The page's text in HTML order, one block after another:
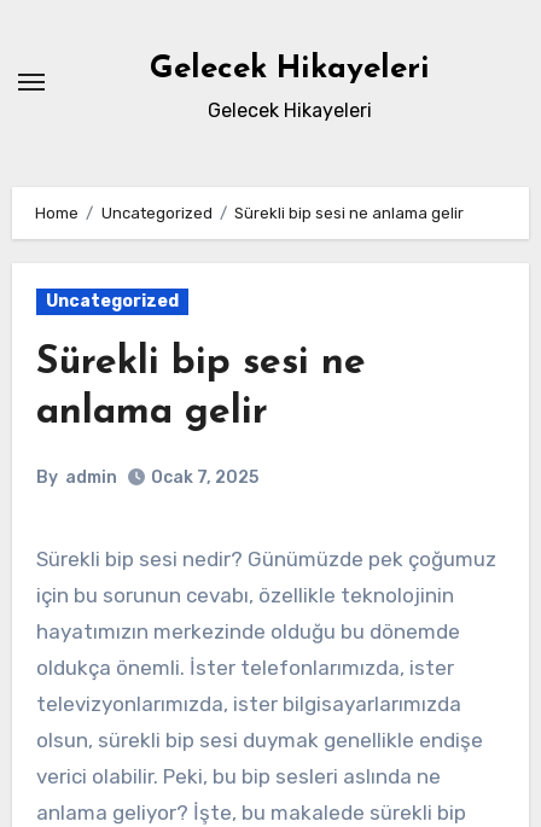
content
Gelecek Hikayeleri
Gelecek Hikayeleri
Home Uncategorized Sürekli bip sesi ne anlama gelir
Uncategorized
Sürekli bip sesi ne
anlama gelir
By admin Ocak 7, 2025
Sürekli bip sesi nedir? Günümüzde pek çoğumuz
için bu sorunun cevabı, özellikle teknolojinin
hayatımızın merkezinde olduğu bu dönemde
oldukça önemli. İster telefonlarımızda, ister
televizyonlarımızda, ister bilgisayarlarımızda
olsun, sürekli bip sesi duymak genellikle endişe
verici olabilir. Peki, bu bip sesleri aslında ne
anlama geliyor? İşte, bu makalede sürekli bip